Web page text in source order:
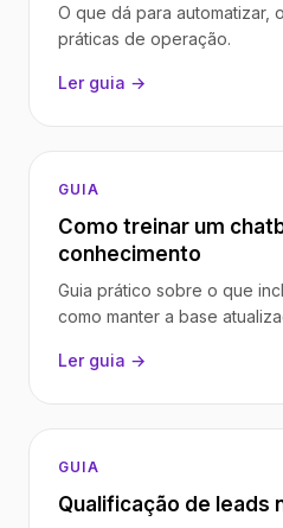
O que dá para automatizar,
práticas de operação.
Ler guia →
GUIA
Como treinar um
conhecimento
Guia prático sobre o que
como manter a base
Ler guia →
GUIA
Qualificação de leads